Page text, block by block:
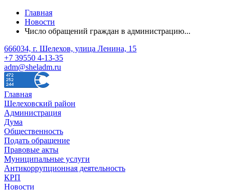
Главная
Новости
Число обращений граждан в администрацию...
666034, г. Шелехов, улица Ленина, 15
+7 39550 4-13-35
adm@sheladm.ru
Главная
Шелеховский район
Администрация
Дума
Общественность
Подать обращение
Правовые акты
Муниципальные услуги
Антикоррупционная деятельность
КРП
Новости